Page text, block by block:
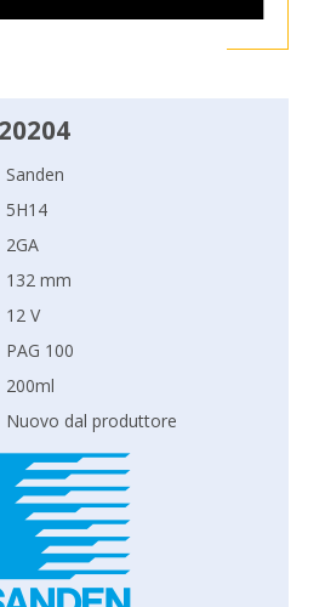
Sanden
5H14
2GA
132 mm
12 V
PAG 100
200ml
Nuovo dal produttore